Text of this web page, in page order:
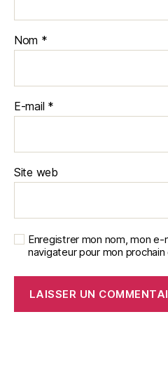
Nom *
E-mail *
Site web
Enregistrer mon nom, mon
navigateur pour mon